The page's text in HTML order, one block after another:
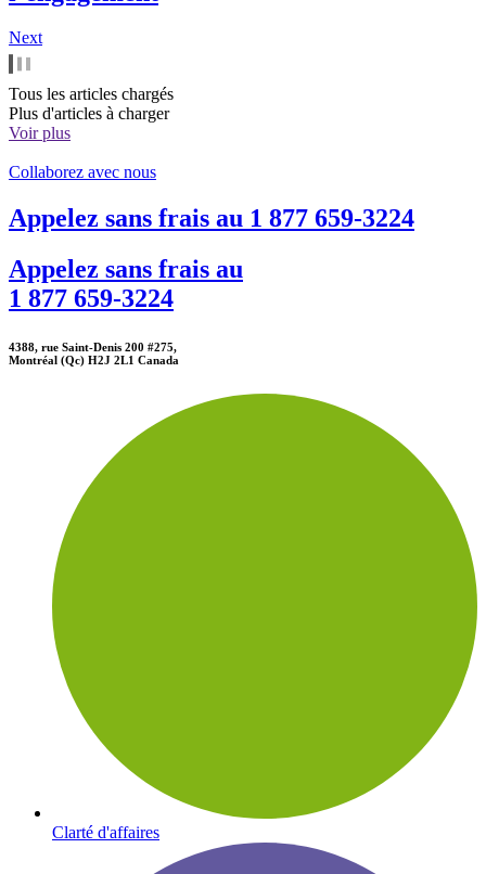
Next
Tous les articles chargés
Plus d'articles à charger
Voir plus
Collaborez avec nous
Appelez sans frais au 1 877 659-3224
Appelez sans frais au
1 877 659-3224
4388, rue Saint-Denis 200 #275,
Montréal (Qc) H2J 2L1 Canada
Clarté d'affaires